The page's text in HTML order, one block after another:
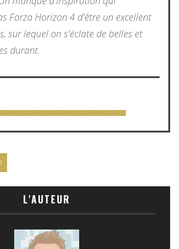
Forza Horizon 4 d'être un excellent
sur lequel on s'éclate de belles et
durant.
L'AUTEUR